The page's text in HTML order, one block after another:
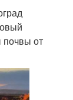
почвы от